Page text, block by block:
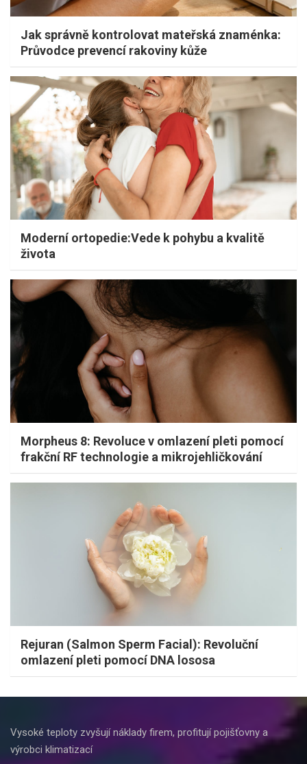
Jak správně kontrolovat mateřská znaménka:
Průvodce prevencí rakoviny kůže
Moderní ortopedie:Vede k pohybu a kvalitě
života
Morpheus 8: Revoluce v omlazení pleti pomocí
frakční RF technologie a mikrojehličkování
Rejuran (Salmon Sperm Facial): Revoluční
omlazení pleti pomocí DNA lososa
Vysoké teploty zvyšují náklady firem, profitují pojišťovny a
výrobci klimatizací